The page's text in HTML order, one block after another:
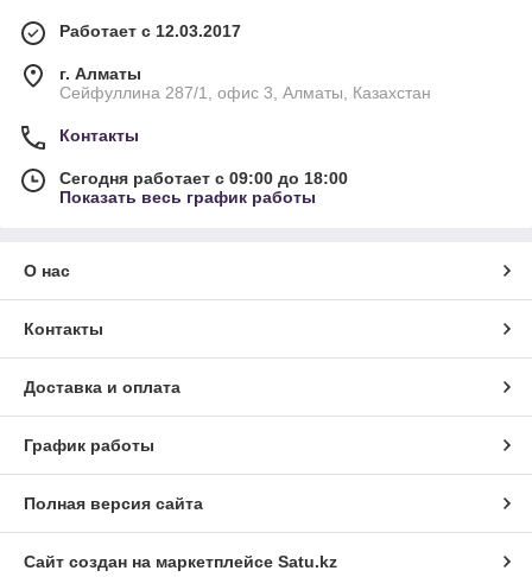
Работает с 12.03.2017
г. Алматы
Сейфуллина 287/1, офис 3, Алматы, Казахстан
Контакты
Сегодня работает с 09:00 до 18:00
Показать весь график работы
О нас
Контакты
Доставка и оплата
График работы
Полная версия сайта
Сайт создан на маркетплейсе Satu.kz